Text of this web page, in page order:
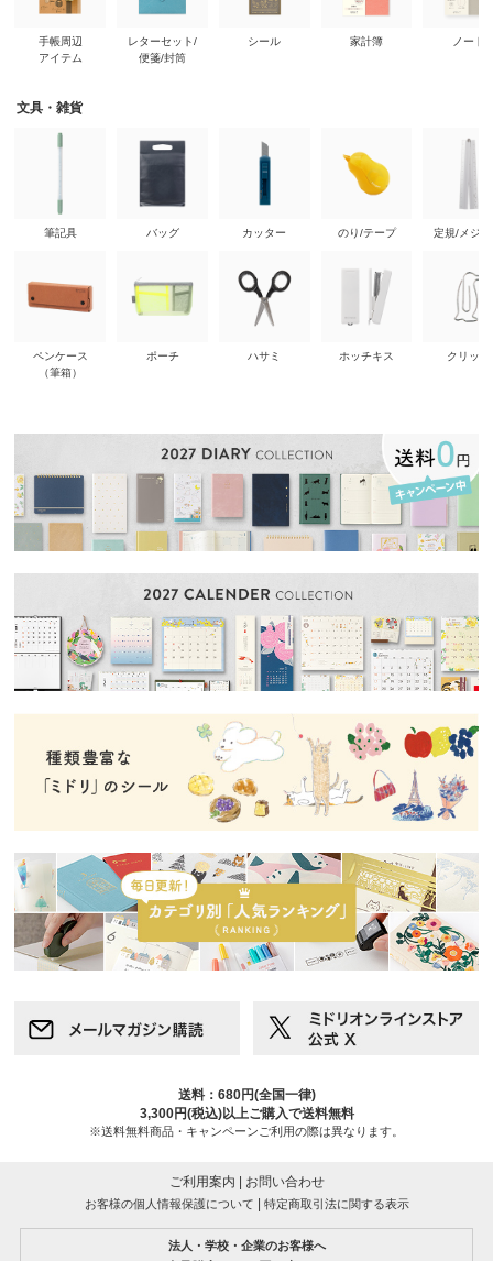
手帳周辺
アイテム
レターセット/
便箋/封筒
シール 家計簿 ノート
文具・雑貨
筆記具
ペンケース
（筆箱）
バッグ
ポーチ
カッター
ハサミ
のり/テープ
ホッチキス
定規/メジ
クリップ
送料：680円(全国一律)
3,300円(税込)以上ご購入で送料無料
※送料無料商品・キャンペーンご利用の際は異なります。
ご利用案内 | お問い合わせ
お客様の個人情報保護について | 特定商取引法に関する表示
法人・学校・企業のお客様へ